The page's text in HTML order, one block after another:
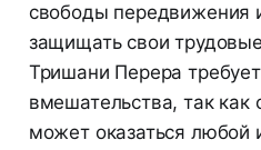
свободы передвижения
защищать свои
Тришани Перера
вмешательства, так как
может оказаться любой